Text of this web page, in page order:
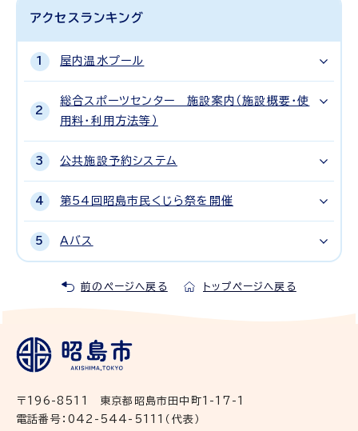
アクセスランキング
屋内温水プール
総合スポーツセンター 施設案内（施設概要・使
用料・利用方法等）
公共施設予約システム
第54回昭島市民くじら祭を開催
Aバス
前のページへ戻る トップページへ戻る
〒196-8511 東京都昭島市田中町1-17-1
電話番号：042-544-5111（代表）